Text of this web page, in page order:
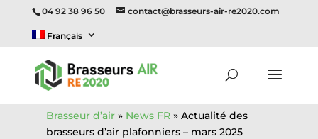
Brasseur d’air» News FR» Actualité des
brasseurs d’air plafonniers – mars 2025
04 92 38 96 50 contact@brasseurs-air-re2020.com
Français